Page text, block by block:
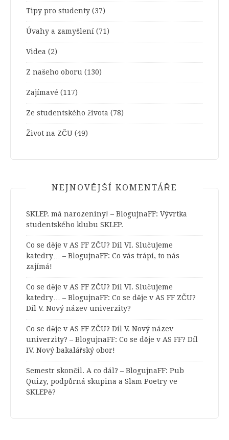
Tipy pro studenty (37)
Úvahy a zamyšlení (71)
Videa (2)
Z našeho oboru (130)
Zajímavé (117)
Ze studentského života (78)
Život na ZČU (49)
NEJNOVĚJŠÍ KOMENTÁŘE
SKLEP. má narozeniny! – BlogujnaFF: Vývrtka
studentského klubu SKLEP.
Co se děje v AS FF ZČU? Díl VI. Slučujeme
katedry… – BlogujnaFF: Co vás trápí, to nás
zajímá!
Co se děje v AS FF ZČU? Díl VI. Slučujeme
katedry… – BlogujnaFF: Co se děje v AS FF ZČU?
Díl V. Nový název univerzity?
Co se děje v AS FF ZČU? Díl V. Nový název
univerzity? – BlogujnaFF: Co se děje v AS FF? Díl
IV. Nový bakalářský obor!
Semestr skončil. A co dál? – BlogujnaFF: Pub
Quizy, podpůrná skupina a Slam Poetry ve
SKLEPě?